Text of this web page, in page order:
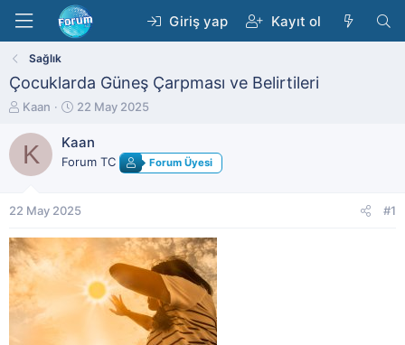
Giriş yap Kayıt ol
Sağlık
Çocuklarda Güneş Çarpması ve Belirtileri
K
n
b
u
b
a
ş
a
t
a
Kaan
B
ş
a
g
ı
ç
a
22 May 2025
K Kaan
Forum TC Forum Üyesi
22 May 2025 #1